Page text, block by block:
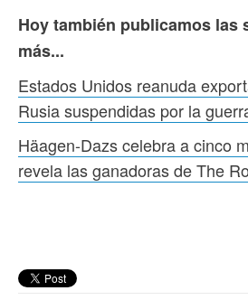
Hoy también publicamos las
más...
Estados Unidos reanuda
Rusia suspendidas por la
Häagen-Dazs celebra a cinco
revela las ganadoras de The